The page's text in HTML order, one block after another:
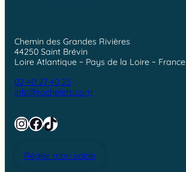
Chemin des Grandes Rivières
44250 Saint Brévin
Loire Atlantique ~ Pays de la Loire ~ France
02 40 27 40 25
info@rochelets.com
Instagram
Facebook
TikTok
Régler mon solde